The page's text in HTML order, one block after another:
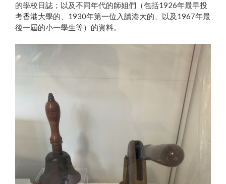
的學校日誌；以及不同年代的師姐們（包括1926年最早投
考香港大學的、1930年第一位入讀港大的、以及1967年最
後一屆的小一學生等）的資料。